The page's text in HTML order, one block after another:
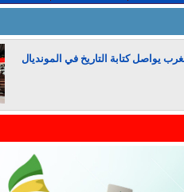
يواصل كتابة التاريخ في المونديال